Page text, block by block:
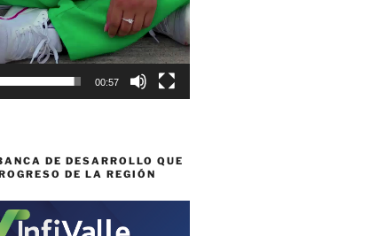
00:57
DE DESARROLLO QUE
DE LA REGIÓN